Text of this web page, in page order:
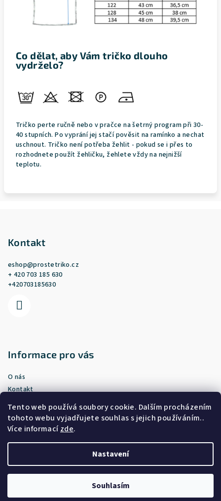
Tento web používá soubory cookie. Dalším procházením
tohoto webu vyjadřujete souhlas s jejich používáním..
Více informacízde.
Nastavení
Souhlasím
Co dělat, aby Vám tričko dlouho
vydrželo?
Tričko perte ručně nebo v pračce na šetrný program při 30-
40 stupních. Po vyprání jej stačí pověsit na ramínko a nechat
uschnout. Tričko není potřeba žehlit - pokud se i přes to
rozhodnete použít žehličku, žehlete vždy na nejnižší
teplotu.
Kontakt
eshop@prostetriko.cz
+ 420 703 185 630
+420703185630
Informace pro vás
O nás
Kontakt
Vrácení nebo výměna zboží
Obchodní podmínky
Vytvořil Shoptet